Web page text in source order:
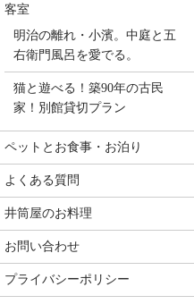
客室
明治の離れ・小濱。中庭と五
右衛門風呂を愛でる。
猫と遊べる！築90年の古民
家！別館貸切プラン
ペットとお食事・お泊り
よくある質問
井筒屋のお料理
お問い合わせ
プライバシーポリシー